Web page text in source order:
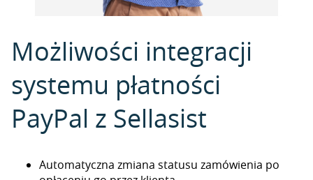
Możliwości integracji
systemu płatności
PayPal z Sellasist
Automatyczna zmiana statusu zamówienia po